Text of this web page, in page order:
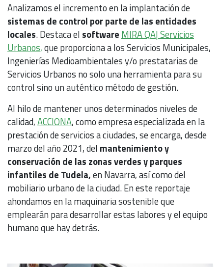
Analizamos el incremento en la implantación de
sistemas de control por parte de las entidades
locales. Destaca el software MIRA QA| Servicios
Urbanos,que proporciona a los Servicios Municipales,
Ingenierías Medioambientales y/o prestatarias de
Servicios Urbanos no solo una herramienta para su
control sino un auténtico método de gestión.
Al hilo de mantener unos determinados niveles de
calidad,ACCIONA, como empresa especializada en la
prestación de servicios a ciudades, se encarga, desde
marzo del año 2021, del mantenimiento y
conservación de las zonas verdes y parques
infantiles de Tudela,en Navarra, así como del
mobiliario urbano de la ciudad. En este reportaje
ahondamos en la maquinaria sostenible que
emplearán para desarrollar estas labores y el equipo
humano que hay detrás.